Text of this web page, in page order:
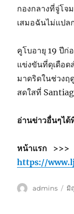
กองกลางที่จู่โจ
เสมอฉันไม่แปล
คูโบอายุ 19 ปีก่
แข่งขันที่ดุเดือด
มาดริดในช่วงฤ
สดใสที่
อ่านข่าวอื่นๆไ
หน้าแรก >>>
https://
ผู้
admins
เ
มิ